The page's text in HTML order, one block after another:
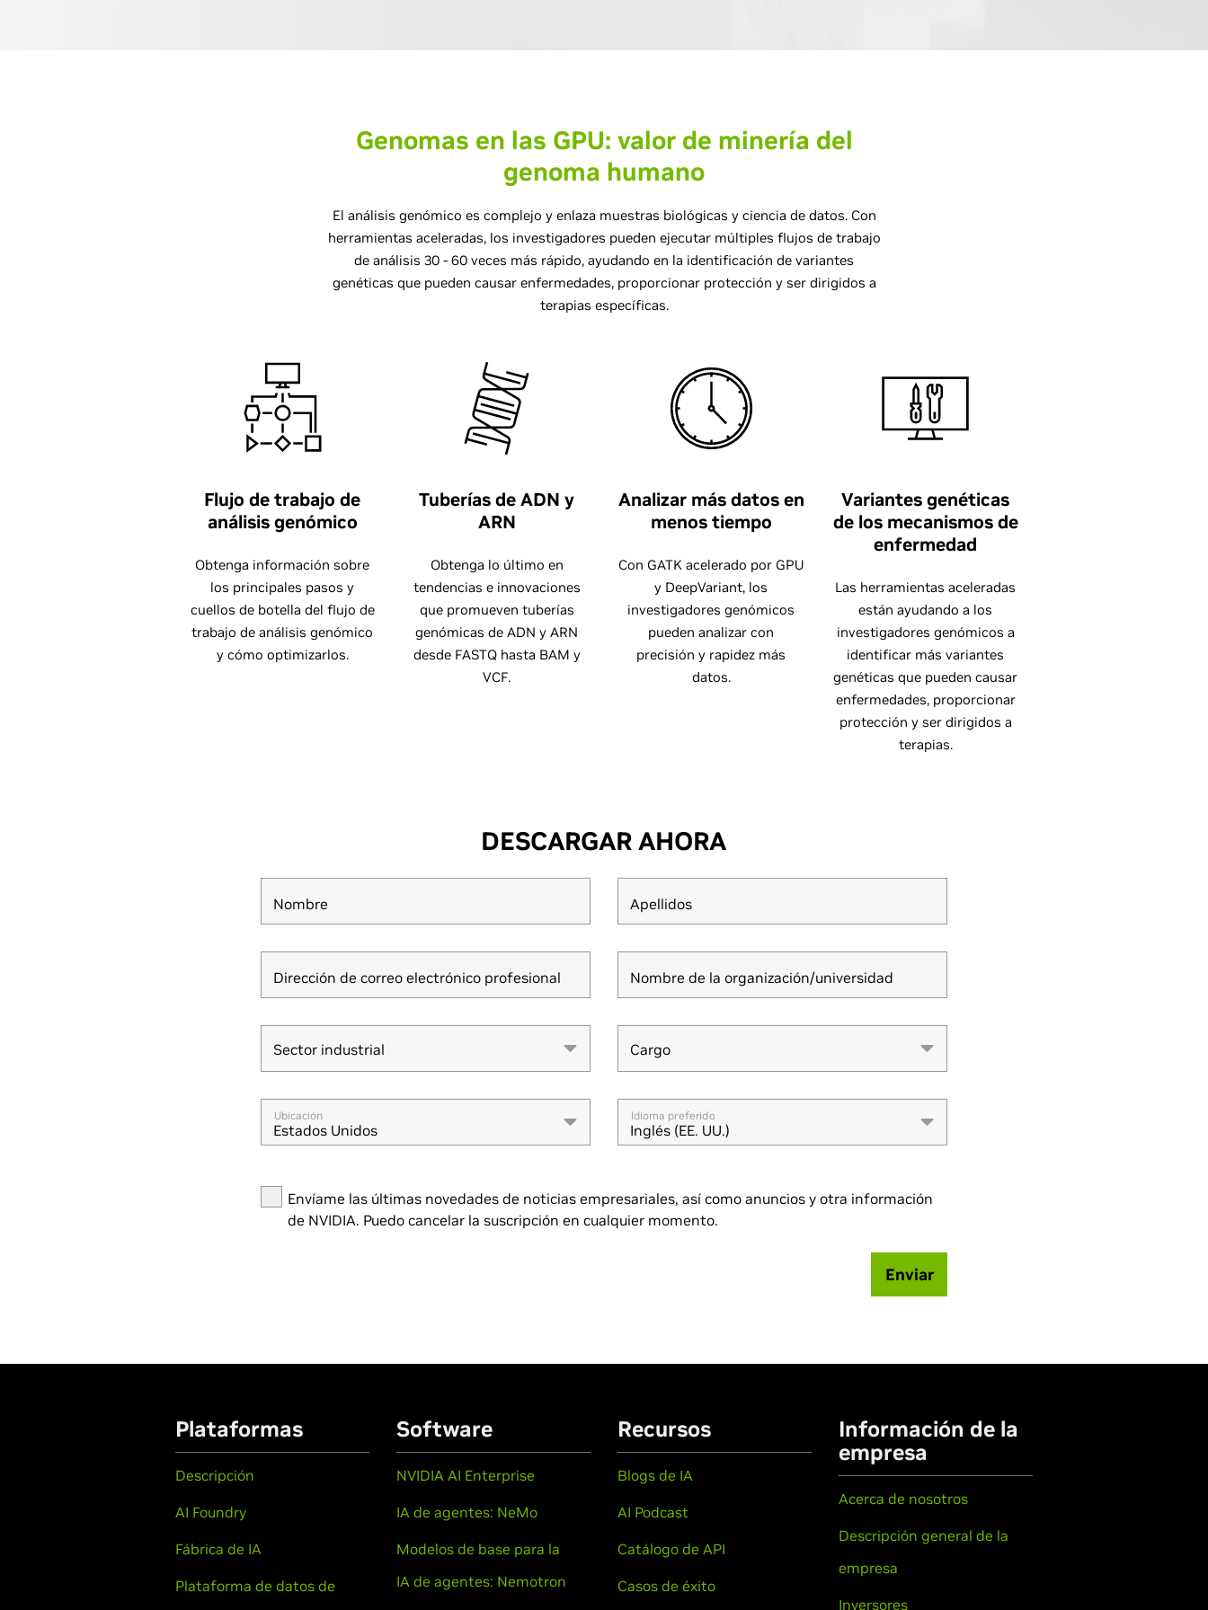
Genomas en las GPU: valor de minería del
genoma humano
El análisis genómico es complejo y enlaza muestras biológicas y ciencia de datos. Con
herramientas aceleradas, los investigadores pueden ejecutar múltiples flujos de trabajo
de análisis 30 - 60 veces más rápido, ayudando en la identificación de variantes
genéticas que pueden causar enfermedades, proporcionar protección y ser dirigidos a
terapias específicas.
Flujo de trabajo de
análisis genómico
Obtenga información sobre
los principales pasos y
cuellos de botella del flujo de
trabajo de análisis genómico
y cómo optimizarlos.
Tuberías de ADN y
ARN
Obtenga lo último en
tendencias e innovaciones
que promueven tuberías
genómicas de ADN y ARN
desde FASTQ hasta BAM y
VCF.
Analizar más datos en
menos tiempo
Con GATK acelerado por GPU
y DeepVariant, los
investigadores genómicos
pueden analizar con
precisión y rapidez más
datos.
Variantes genéticas
de los mecanismos de
enfermedad
Las herramientas aceleradas
están ayudando a los
investigadores genómicos a
identificar más variantes
genéticas que pueden causar
enfermedades, proporcionar
protección y ser dirigidos a
terapias.
DESCARGAR AHORA
Nombre Apellidos
Dirección de correo electrónico profesional Nombre de la organización/universidad
Sector industrial
Sector industrial Cargo
Cargo
Ubicación
Estados Unidos
Idioma preferido
Inglés (EE. UU.)
Envíame las últimas novedades de noticias empresariales, así como anuncios y otra información
de NVIDIA. Puedo cancelar la suscripción en cualquier momento.
Enviar
Plataformas
Descripción
AI Foundry
Fábrica de IA
Plataforma de datos de
Software
NVIDIA AI Enterprise
IA de agentes: NeMo
Modelos de base para la
IA de agentes: Nemotron
Recursos
Blogs de IA
AI Podcast
Catálogo de API
Casos de éxito
Información de la
empresa
Acerca de nosotros
Descripción general de la
empresa
Inversores